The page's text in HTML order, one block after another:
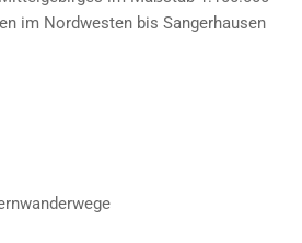
im Nordwesten bis Sangerhausen